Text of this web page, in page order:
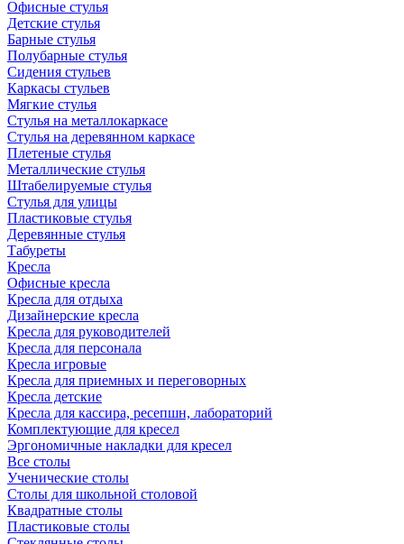
Офисные стулья
Детские стулья
Барные стулья
Полубарные стулья
Сидения стульев
Каркасы стульев
Мягкие стулья
Стулья на металлокаркасе
Стулья на деревянном каркасе
Плетеные стулья
Металлические стулья
Штабелируемые стулья
Стулья для улицы
Пластиковые стулья
Деревянные стулья
Табуреты
Кресла
Офисные кресла
Кресла для отдыха
Дизайнерские кресла
Кресла для руководителей
Кресла для персонала
Кресла игровые
Кресла для приемных и переговорных
Кресла детские
Кресла для кассира, ресепшн, лабораторий
Комплектующие для кресел
Эргономичные накладки для кресел
Все столы
Ученические столы
Столы для школьной столовой
Квадратные столы
Пластиковые столы